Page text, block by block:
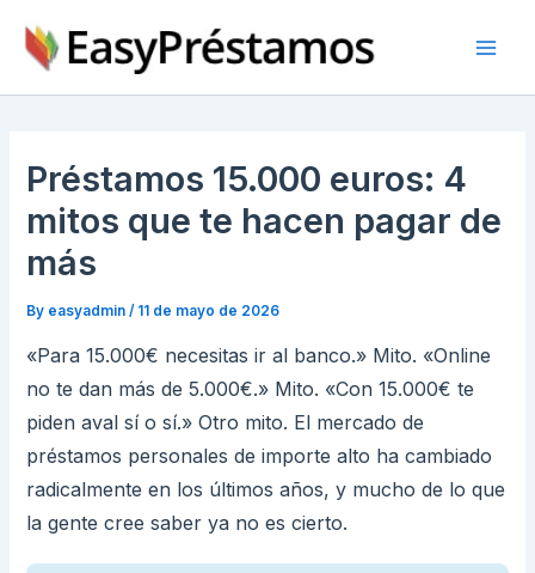
content
Préstamos 15.000 euros: 4
mitos que te hacen pagar de
más
By easyadmin/ 11 de mayo de 2026
«Para 15.000€ necesitas ir al banco.» Mito. «Online
no te dan más de 5.000€.» Mito. «Con 15.000€ te
piden aval sí o sí.» Otro mito. El mercado de
préstamos personales de importe alto ha cambiado
radicalmente en los últimos años, y mucho de lo que
la gente cree saber ya no es cierto.